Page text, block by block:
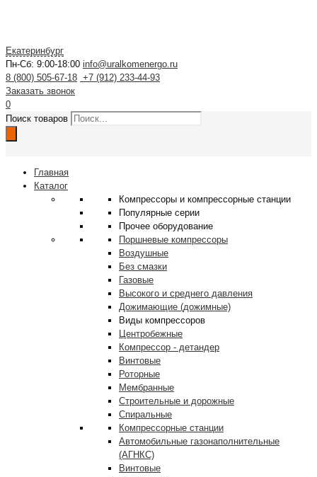
Екатеринбург
Пн-Сб: 9:00-18:00 info@uralkomenergo.ru
8 (800) 505-67-18 +7 (912) 233-44-93
Заказать звонок
0
Поиск товаров
Главная
Каталог
Компрессоры и компрессорные станции
Популярные серии
Прочее оборудование
Поршневые компрессоры
Воздушные
Без смазки
Газовые
Высокого и среднего давления
Дожимающие (дожимные)
Виды компрессоров
Центробежные
Компрессор - детандер
Винтовые
Роторные
Мембранные
Строительные и дорожные
Спиральные
Компрессорные станции
Автомобильные газонаполнительные
(АГНКС)
Винтовые